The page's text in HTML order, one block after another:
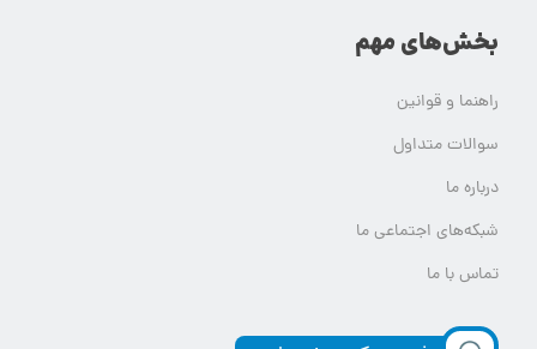
بخش‌های مهم
راهنما و قوانین
سوالات متداول
درباره ما
شبکه‌های اجتماعی ما
تماس با ما